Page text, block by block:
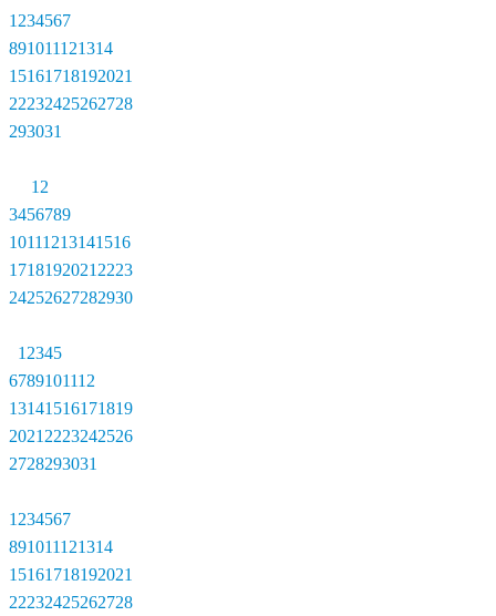
1 234567
891011121314
15161718192021
22232425262728
293031
1 2
3456789
10111213141516
1718192021 2223
24252627282930
1 2345
6789101112
13141516171819
2021 2223242526
2728293031
1 234567
891011121314
15161718192021
22232425262728